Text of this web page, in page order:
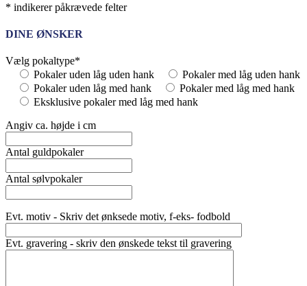
* indikerer påkrævede felter
DINE ØNSKER
Vælg pokaltype*
Pokaler uden låg uden hank
Pokaler med låg uden hank
Pokaler uden låg med hank
Pokaler med låg med hank
Eksklusive pokaler med låg med hank
Angiv ca. højde i cm
Antal guldpokaler
Antal sølvpokaler
Evt. motiv - Skriv det ønksede motiv, f-eks- fodbold
Evt. gravering - skriv den ønskede tekst til gravering